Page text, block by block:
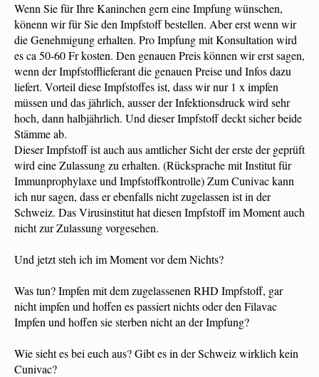
Wenn Sie für Ihre Kaninchen gern eine Impfung wünschen,
könenn wir für Sie den Impfstoff bestellen. Aber erst wenn wir
die Genehmigung erhalten. Pro Impfung mit Konsultation wird
es ca 50-60 Fr kosten. Den genauen Preis können wir erst sagen,
wenn der Impfstofflieferant die genauen Preise und Infos dazu
liefert. Vorteil diese Impfstoffes ist, dass wir nur 1 x impfen
müssen und das jährlich, ausser der Infektionsdruck wird sehr
hoch, dann halbjährlich. Und dieser Impfstoff deckt sicher beide
Stämme ab.
Dieser Impfstoff ist auch aus amtlicher Sicht der erste der geprüft
wird eine Zulassung zu erhalten. (Rücksprache mit Institut für
Immunprophylaxe und Impfstoffkontrolle) Zum Cunivac kann
ich nur sagen, dass er ebenfalls nicht zugelassen ist in der
Schweiz. Das Virusinstitut hat diesen Impfstoff im Moment auch
nicht zur Zulassung vorgesehen.
Und jetzt steh ich im Moment vor dem Nichts?
Was tun? Impfen mit dem zugelassenen RHD Impfstoff, gar
nicht impfen und hoffen es passiert nichts oder den Filavac
Impfen und hoffen sie sterben nicht an der Impfung?
Wie sieht es bei euch aus? Gibt es in der Schweiz wirklich kein
Cunivac?